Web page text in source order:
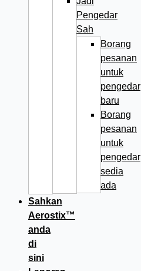
Pengedar
Sah
Borang
pesanan
untuk
pengedar
baru
Borang
pesanan
untuk
pengedar
sedia
ada
Sahkan
Aerostix™
anda
di
sini